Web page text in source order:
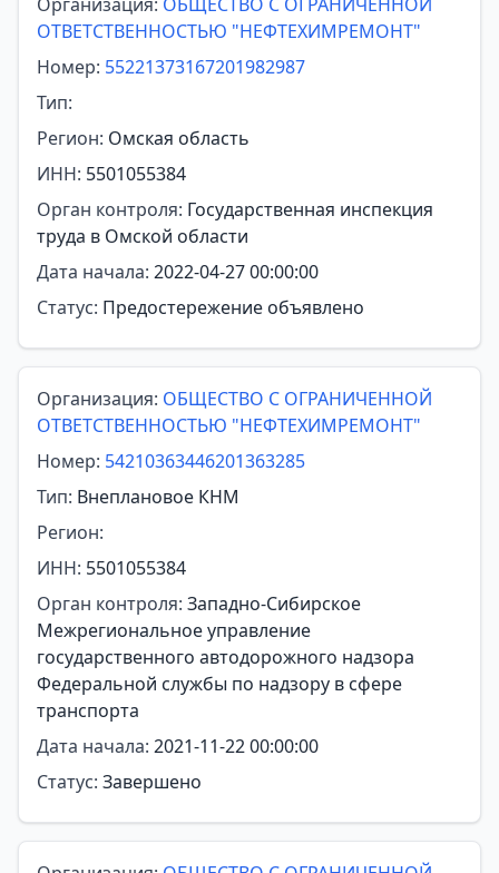
ОТВЕТСТВЕННОСТЬЮ "НЕФТЕХИМРЕМОНТ"
Номер: 55221373167201982987
Тип:
Регион: Омская область
ИНН: 5501055384
Орган контроля: Государственная инспекция
труда в Омской области
Дата начала: 2022-04-27 00:00:00
Статус: Предостережение объявлено
Организация: ОБЩЕСТВО С ОГРАНИЧЕННОЙ
ОТВЕТСТВЕННОСТЬЮ "НЕФТЕХИМРЕМОНТ"
Номер: 54210363446201363285
Тип: Внеплановое КНМ
Регион:
ИНН: 5501055384
Орган контроля: Западно-Сибирское
Межрегиональное управление
государственного автодорожного надзора
Федеральной службы по надзору в сфере
транспорта
Дата начала: 2021-11-22 00:00:00
Статус: Завершено